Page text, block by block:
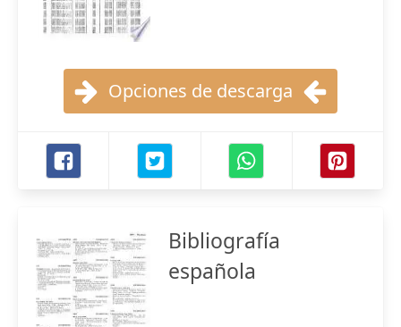
Opciones de descarga
Bibliografía
española